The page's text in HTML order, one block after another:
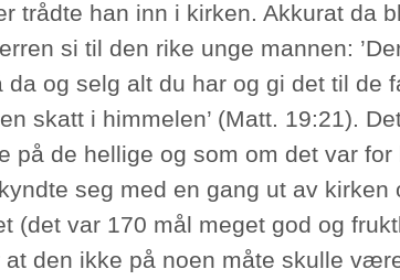
trådte han inn i kirken. Akkurat da
si til den rike unge mannen:
da og selg alt du har og gi det til de
skatt i himmelen’ (Matt. 19:21).
på de hellige og som om det var
seg med en gang ut av kirken
(det var 170 mål meget god og
at den ikke på noen måte skulle